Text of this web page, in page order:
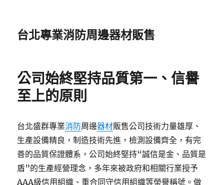
台北專業消防周邊器材販售
公司始終堅持品質第一、信譽
至上的原則
台北盛群專業消防周邊器材販售公司技術力量雄厚、
生產設備精良，制造技術先進，檢測設備齊全，有完
善的品質保證體系，公司始終堅持“誠信是金、品質是
盾”的生產經營理念，多年來被政府和相關行業授予
AAA級信用組織、重合同守信用組織等榮譽稱號。做